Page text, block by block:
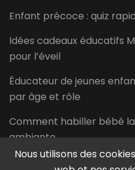
Enfant précoce : quiz
Idées cadeaux éducatifs
pour l’éveil
Éducateur de jeunes
par âge et rôle
Comment habiller bébé
ambiante
Nous utilisons des